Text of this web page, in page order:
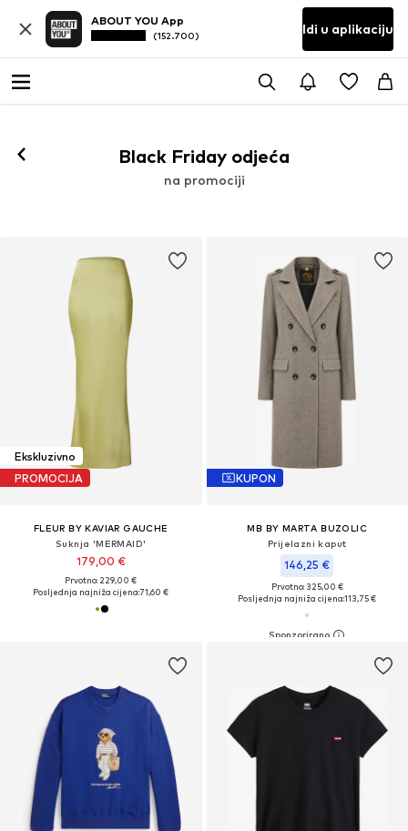
ABOUT YOU App
(152.700) Idi u aplikaciju
Black Friday odjeća
na promociji
Ekskluzivno
PROMOCIJA
FLEUR BY KAVIAR GAUCHE
Suknja 'MERMAID'
179,00 €
Prvotno: 229,00 €
Posljednja najniža cijena:71,60 €
KUPON
MB BY MARTA BUZOLIC
Prijelazni kaput
146,25 €
Prvotno: 325,00 €
Posljednja najniža cijena:113,75 €